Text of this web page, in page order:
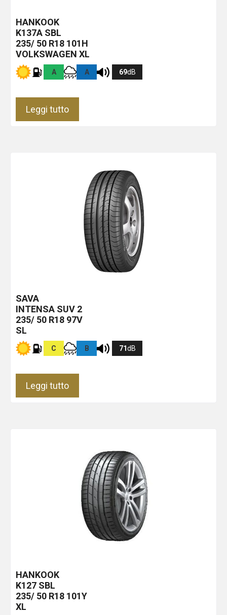
HANKOOK
K137A SBL
235/ 50 R18 101H
VOLKSWAGEN XL
A A 69dB
Leggi tutto
SAVA
INTENSA SUV 2
235/ 50 R18 97V
SL
C B 71dB
Leggi tutto
HANKOOK
K127 SBL
235/ 50 R18 101Y
XL